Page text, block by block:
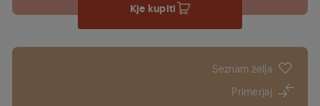
Kje kupiti
Seznam želja
Primerjaj